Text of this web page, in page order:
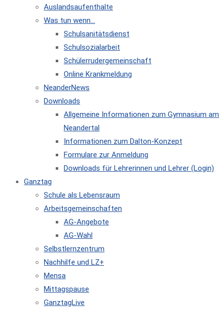
Auslandsaufenthalte
Was tun wenn…
Schulsanitätsdienst
Schulsozialarbeit
Schülerrudergemeinschaft
Online Krankmeldung
NeanderNews
Downloads
Allgemeine Informationen zum Gymnasium am
Neandertal
Informationen zum Dalton-Konzept
Formulare zur Anmeldung
Downloads für Lehrerinnen und Lehrer (Login)
Ganztag
Schule als Lebensraum
Arbeitsgemeinschaften
AG-Angebote
AG-Wahl
Selbstlernzentrum
Nachhilfe und LZ+
Mensa
Mittagspause
GanztagLive